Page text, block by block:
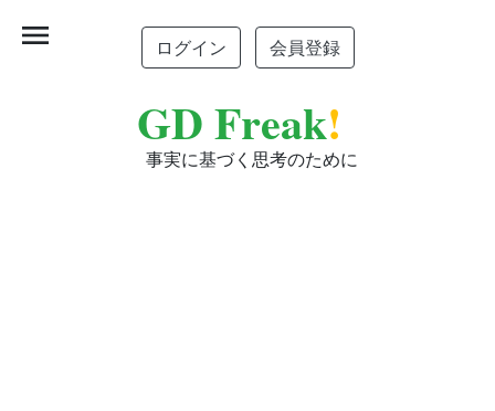
ログイン 会員登録
GD Freak!
事実に基づく思考のために
menu